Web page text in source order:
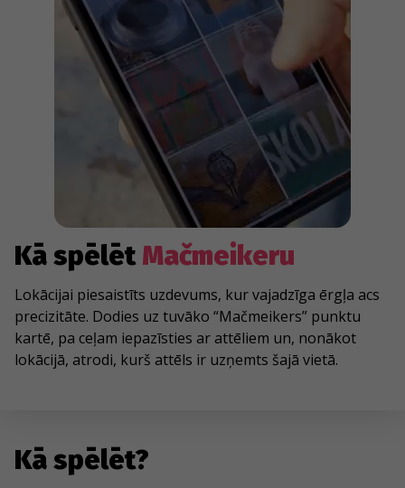
Kā spēlētMačmeikeru
Lokācijai piesaistīts uzdevums, kur vajadzīga ērgļa acs
precizitāte. Dodies uz tuvāko “Mačmeikers” punktu
kartē, pa ceļam iepazīsties ar attēliem un, nonākot
lokācijā, atrodi, kurš attēls ir uzņemts šajā vietā.
Kā spēlēt?